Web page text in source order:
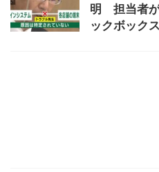
明 担当者が
ックボック